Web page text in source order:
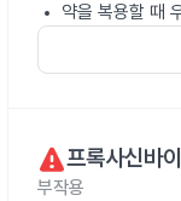
약을 복용할 때
프록사신바
부작용